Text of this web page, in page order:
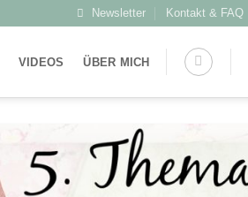
Newsletter Kontakt & FAQ
VIDEOS ÜBER MICH